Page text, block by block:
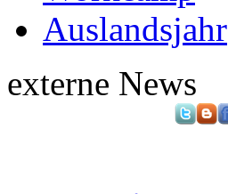
Auslandsjahr
externe News